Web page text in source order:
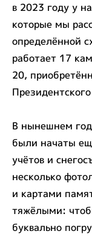
в 2023 году у
которые мы
определённой
работает 17
20,
В нынешнем
были начаты
учётов и
несколько
и картами
тяжёлыми:
буквально